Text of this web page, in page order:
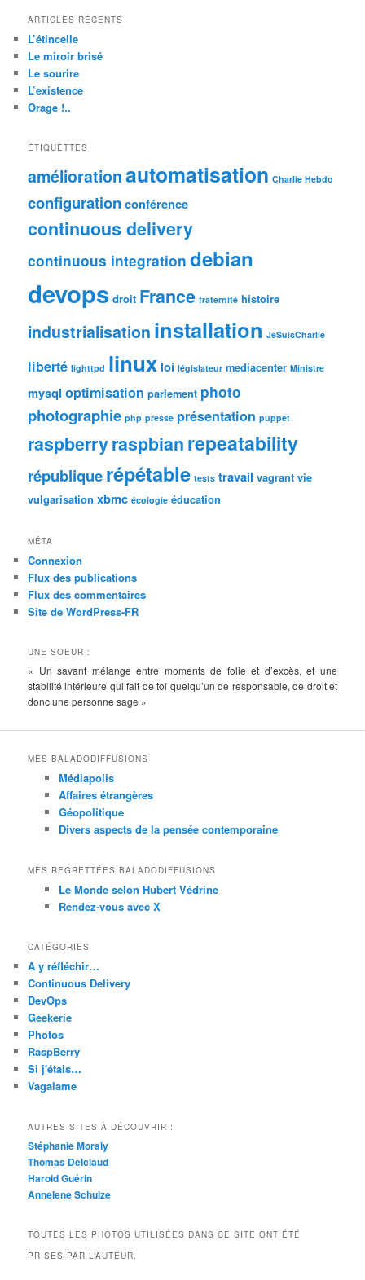
ARTICLES RÉCENTS
L’étincelle
Le miroir brisé
Le sourire
L’existence
Orage !..
ÉTIQUETTES
améliorationautomatisation Charlie Hebdo
configuration conférence
continuous delivery
continuous integration debian
devops droit France fraternité histoire
industrialisation installation JeSuisCharlie
liberté lighttpd linux loi législateur mediacenter Ministre
mysql optimisation parlement photo
photographie php presse présentation puppet
raspberryraspbianrepeatability
républiquerépétable tests travail vagrant vie
vulgarisation xbmc écologie éducation
MÉTA
Connexion
Flux des publications
Flux des commentaires
Site de WordPress-FR
UNE SOEUR :
« Un savant mélange entre moments de folie et d’excès, et une
stabilité intérieure qui fait de toi quelqu’un de responsable, de droit et
donc une personne sage »
MES BALADODIFFUSIONS
Médiapolis
Affaires étrangères
Géopolitique
Divers aspects de la pensée contemporaine
MES REGRETTÉES BALADODIFFUSIONS
Le Monde selon Hubert Védrine
Rendez-vous avec X
CATÉGORIES
A y réfléchir…
Continuous Delivery
DevOps
Geekerie
Photos
RaspBerry
Si j'étais…
Vagalame
AUTRES SITES À DÉCOUVRIR :
Stéphanie Moraly
Thomas Delclaud
Harold Guérin
Annelene Schulze
TOUTES LES PHOTOS UTILISÉES DANS CE SITE ONT ÉTÉ
PRISES PAR L’AUTEUR.